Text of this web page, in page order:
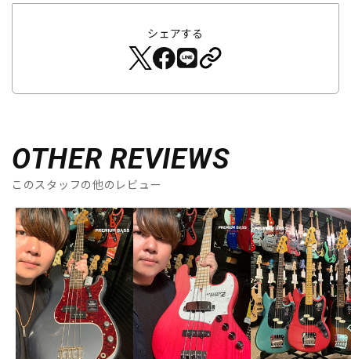
シェアする
OTHER REVIEWS
このスタッフの他のレビュー